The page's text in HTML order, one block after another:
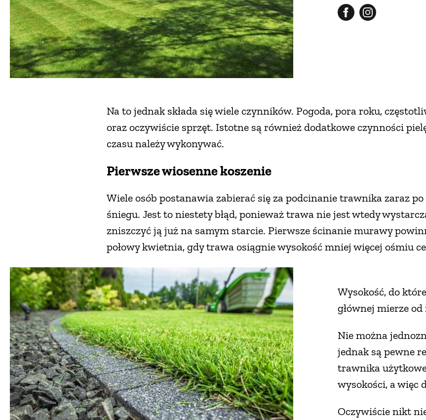
Na to jednak składa się wiele czynników. Pogoda, pora roku,
oraz oczywiście sprzęt. Istotne są również dodatkowe czynności
czasu należy wykonywać.
Pierwsze wiosenne koszenie
Wiele osób postanawia zabierać się za podcinanie trawnika zaraz
śniegu. Jest to niestety błąd, ponieważ trawa nie jest wtedy
zniszczyć ją już na samym starcie. Pierwsze ścinanie murawy
połowy kwietnia, gdy trawa osiągnie wysokość mniej więcej ośmiu
Wysokość, do
głównej mierze
Nie można
jednak są pewne
trawnika
wysokości, a więc
Oczywiście nikt